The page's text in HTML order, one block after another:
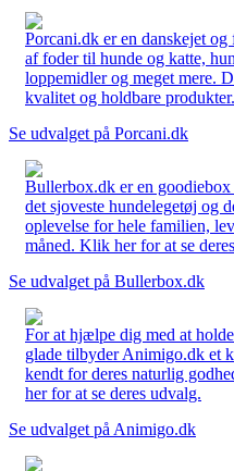
Porcani.dk er en danskejet
af foder til hunde og katte,
loppemidler og meget mere.
kvalitet og holdbare
Se udvalget på Porcani.dk
Bullerbox.dk er en
det sjoveste hundelegetøj og
oplevelse for hele familien,
måned. Klik her for at se
Se udvalget på Bullerbox.dk
For at hjælpe dig med at
glade tilbyder Animigo.dk et
kendt for deres naturlig
her for at se deres udvalg.
Se udvalget på Animigo.dk